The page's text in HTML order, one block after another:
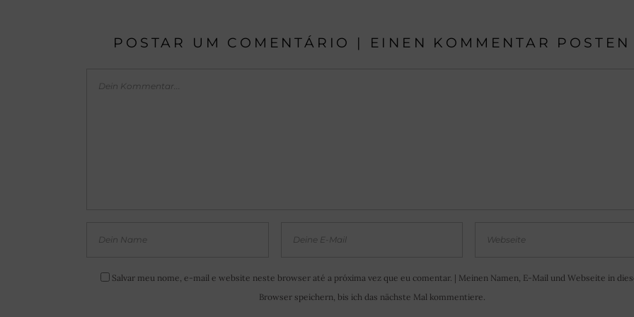
POSTAR UM COMENTÁRIO | EINEN KOMMENTAR POSTEN
Salvar meu nome, e-mail e website neste browser até a próxima vez que eu comentar. | Meinen Namen, E-Mail und Webseite in
Browser speichern, bis ich das nächste Mal kommentiere.